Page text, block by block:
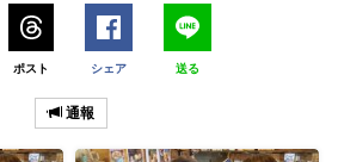
ポスト シェア 送る
通報